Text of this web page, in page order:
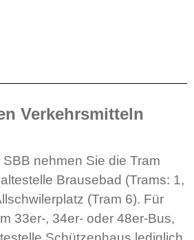
Verkehrsmitteln
nehmen Sie die Tram
Brausebad (Trams: 1,
(Tram 6). Für
33er-, 34er- oder 48er-Bus,